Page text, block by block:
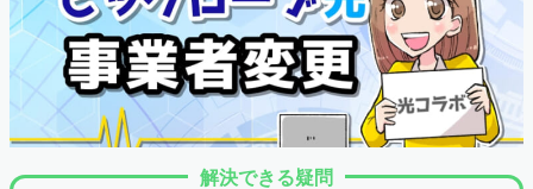
解決できる疑問